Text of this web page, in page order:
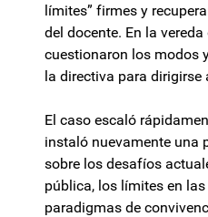
límites” firmes y
del docente. En la
cuestionaron los modos
la directiva para dirigirse
El caso escaló
instaló nuevamente una
sobre los desafíos
pública, los límites en
paradigmas de